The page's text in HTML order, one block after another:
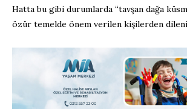
Hatta bu gibi durumlarda “tavşan dağa
özür temelde önem verilen kişilerden